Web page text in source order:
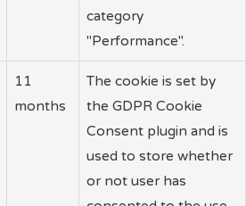
category
"Performance".
11
months
The cookie is set by
the GDPR Cookie
Consent plugin and is
used to store whether
or not user has